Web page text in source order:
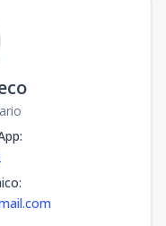
:
: